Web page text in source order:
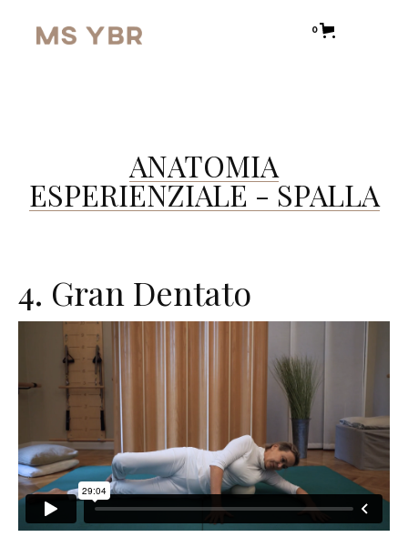
0
ANATOMIA
ESPERIENZIALE - SPALLA
4. Gran Dentato